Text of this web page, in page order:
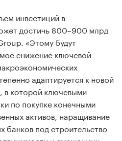
инвестиций в
достичь 800–900 млрд
«Этому будут
снижение ключевой
адаптируется к новой
в которой ключевыми
по покупке конечными
активов, наращивание
банков под строительство